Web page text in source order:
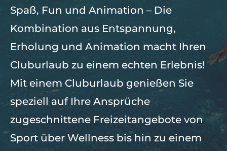
Spaß, Fun und Animation – Die
Kombination aus Entspannung,
Erholung und Animation macht Ihren
Cluburlaub zu einem echten Erlebnis!
Mit einem Cluburlaub genießen Sie
speziell auf Ihre Ansprüche
zugeschnittene Freizeitangebote von
Sport über Wellness bis hin zu einem